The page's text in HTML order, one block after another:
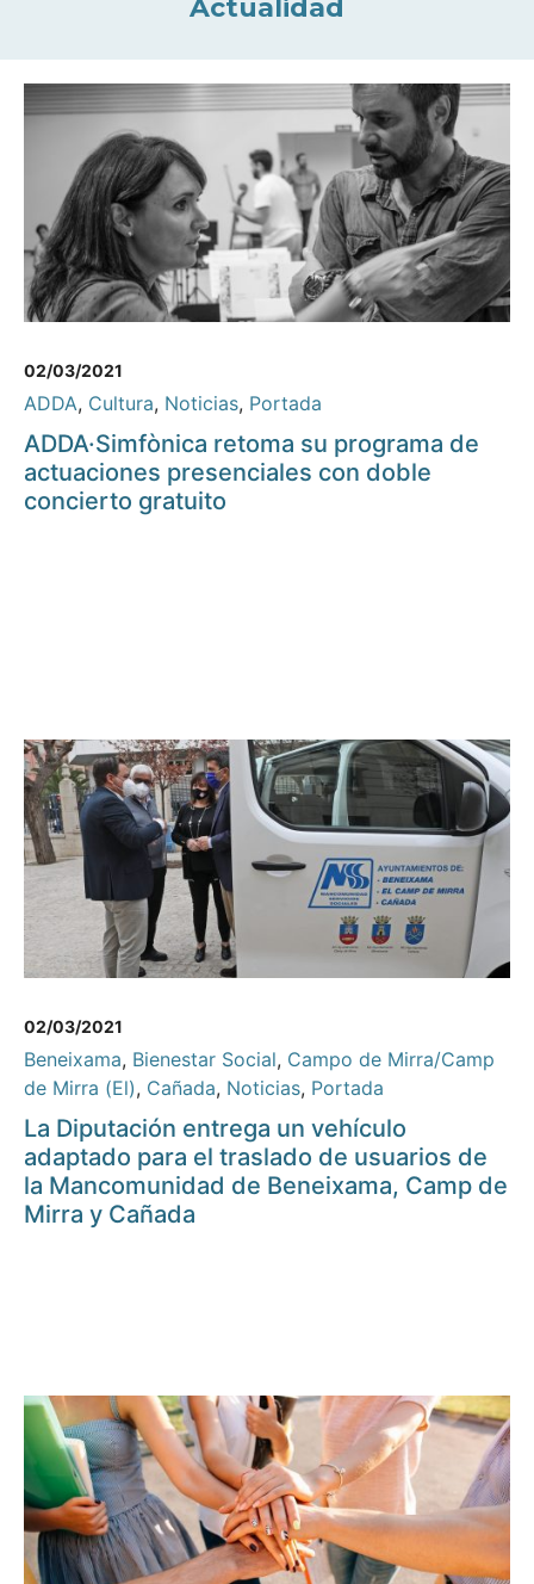
Actualidad
02/03/2021
ADDA, Cultura, Noticias, Portada
ADDA·Simfònica retoma su programa de
actuaciones presenciales con doble
concierto gratuito
02/03/2021
Beneixama, Bienestar Social, Campo de Mirra/Camp
de Mirra (El), Cañada, Noticias, Portada
La Diputación entrega un vehículo
adaptado para el traslado de usuarios de
la Mancomunidad de Beneixama, Camp de
Mirra y Cañada